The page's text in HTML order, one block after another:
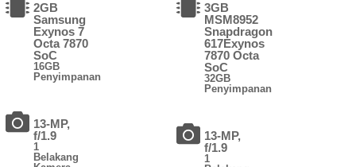
2GB
Samsung
Exynos 7
Octa 7870
SoC
16GB
Penyimpanan
13-MP,
f/1.9
1
Belakang
3GB
MSM8952
Snapdragon
617Exynos
7870 Octa
SoC
32GB
Penyimpanan
13-MP,
f/1.9
1